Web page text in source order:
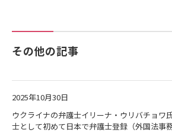
その他の記事
2025年10月30日
ウクライナの弁護士イリーナ・ウリバチョワ
士として初めて日本で弁護士登録（外国法事